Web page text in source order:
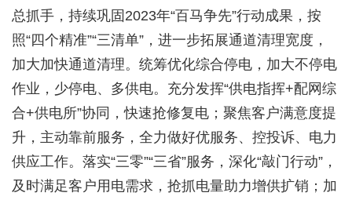
总抓手，持续巩固2023年“百马争先”行动成果，按
照“四个精准”“三清单”，进一步拓展通道清理宽度，
加大加快通道清理。统筹优化综合停电，加大不停电
作业，少停电、多供电。充分发挥“供电指挥+配网综
合+供电所”协同，快速抢修复电；聚焦客户满意度提
升，主动靠前服务，全力做好优服务、控投诉、电力
供应工作。落实“三零”“三省”服务，深化“敲门行动”，
及时满足客户用电需求，抢抓电量助力增供扩销；加